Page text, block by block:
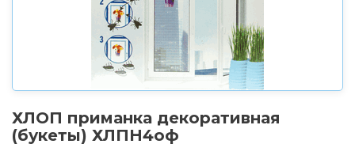
ХЛОП приманка декоративная
(букеты) ХЛПН4оф